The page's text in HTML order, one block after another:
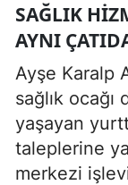
SAĞLIK
AYNI
Ayşe Karalp
sağlık ocağı
yaşayan
taleplerine
merkezi